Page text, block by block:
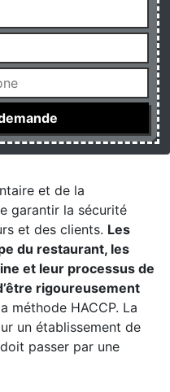
et de la
garantir la sécurité
et des clients. Les
du restaurant, les
et leur processus de
rigoureusement
méthode HACCP. La
un établissement de
passer par une